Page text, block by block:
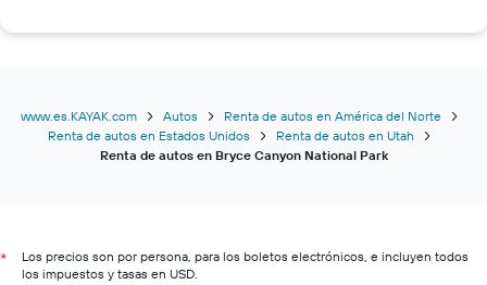
www.es.KAYAK.com Autos
Renta de autos en América del Norte
Renta de autos en Estados Unidos
Renta de autos en Utah
Renta de autos en Bryce Canyon National Park
*
Los precios son por persona, para los boletos electrónicos, e incluyen todos
los impuestos y tasas en USD.